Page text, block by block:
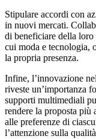
Stipulare accordi con
in nuovi mercati.
di beneficiare della loro
cui moda e tecnologia,
la propria presenza.
Infine, l’innovazione
riveste un’importanza
supporti multimediali
rendere la proposta più
alle preferenze di
l’attenzione sulla